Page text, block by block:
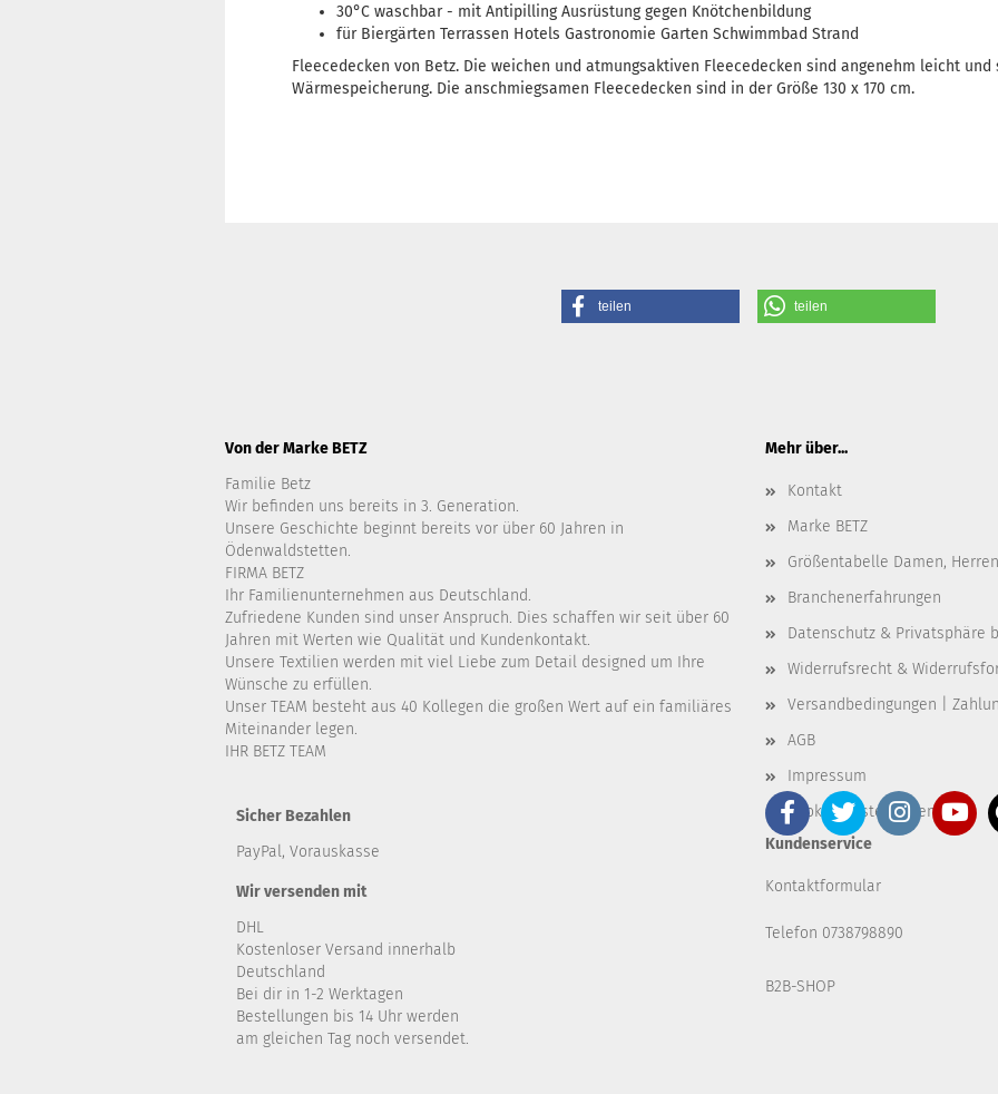
30°C waschbar - mit Antipilling Ausrüstung gegen Knötchenbildung
für Biergärten Terrassen Hotels Gastronomie Garten Schwimmbad Strand
Fleecedecken von Betz. Die weichen und atmungsaktiven Fleecedecken sind angenehm leicht
Wärmespeicherung. Die anschmiegsamen Fleecedecken sind in der Größe 130 x 170 cm.
teilen teilen
Von der Marke BETZ
Familie Betz
Wir befinden uns bereits in 3. Generation.
Unsere Geschichte beginnt bereits vor über 60 Jahren in
Ödenwaldstetten.
FIRMA BETZ
Ihr Familienunternehmen aus Deutschland.
Zufriedene Kunden sind unser Anspruch. Dies schaffen wir seit über 60
Jahren mit Werten wie Qualität und Kundenkontakt.
Unsere Textilien werden mit viel Liebe zum Detail designed um Ihre
Wünsche zu erfüllen.
Unser TEAM besteht aus 40 Kollegen die großen Wert auf ein familiäres
Miteinander legen.
IHR BETZ TEAM
Mehr über...
Kontakt
Marke BETZ
Größentabelle Damen,
Branchenerfahrungen
Datenschutz & Privatsphäre
Widerrufsrecht &
Versandbedingungen |
AGB
Impressum
Cookie Einstellungen
Sicher Bezahlen
PayPal, Vorauskasse
Wir versenden mit
DHL
Kostenloser Versand innerhalb
Deutschland
Bei dir in 1-2 Werktagen
Bestellungen bis 14 Uhr werden
am gleichen Tag noch versendet.
Kundenservice
Kontaktformular
Telefon 0738798890
B2B-SHOP